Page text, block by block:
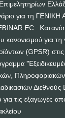
για τη
EC :
κανονισμού για τη
(GPSR)
Πληροφοριακών
τις εξαγωγές